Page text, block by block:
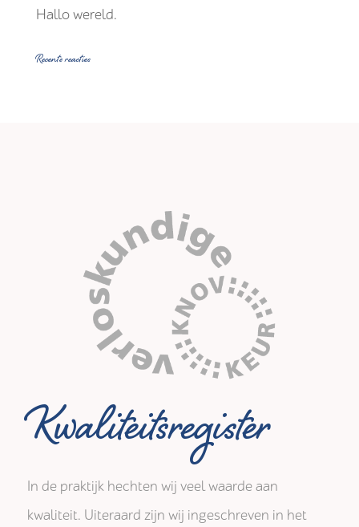
Hallo wereld.
Recente reacties
Kwaliteitsregister
In de praktijk hechten wij veel waarde aan
kwaliteit. Uiteraard zijn wij ingeschreven in het